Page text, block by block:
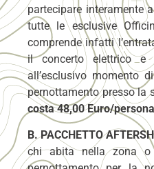
partecipare interamente
tutte le esclusive
comprende infatti
il concerto elettrico e
all’esclusivo momento
pernottamento presso la
costa 48,00 Euro/persona
B. PACCHETTO
chi abita nella zona